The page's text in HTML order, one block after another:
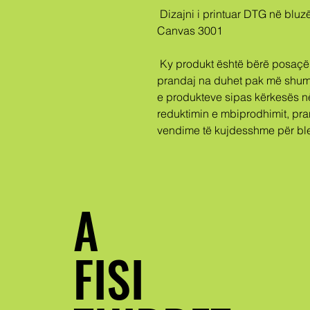
Canvas 3001
prandaj na duhet pak më
e produkteve sipas kërkesës
reduktimin e mbiprodhimit,
vendime të kujdesshme për
A
FISI